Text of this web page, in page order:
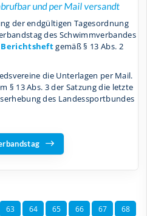
und per Mail versandt
der endgültigen Tagesordnung
des Schwimmverbandes
Berichtsheftgemäß § 13 Abs. 2
die Unterlagen per Mail.
§ 13 Abs. 3 der Satzung die letzte
des Landessportbundes
63 64 65 66 67
68